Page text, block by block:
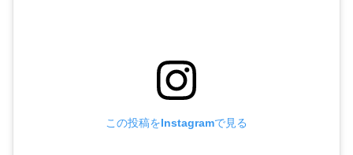
この投稿をInstagramで見る